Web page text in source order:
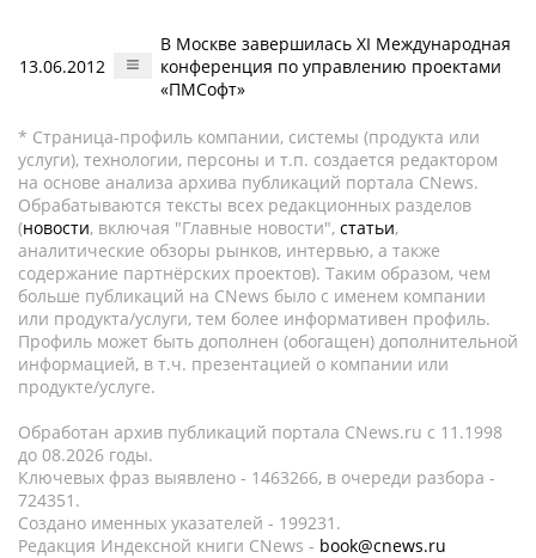
13.06.2012
В Москве завершилась XI Международная
конференция по управлению проектами
«ПМСофт»
* Страница-профиль компании, системы (продукта или
услуги), технологии, персоны и т.п. создается редактором
на основе анализа архива публикаций портала CNews.
Обрабатываются тексты всех редакционных разделов
(новости, включая "Главные новости", статьи,
аналитические обзоры рынков, интервью, а также
содержание партнёрских проектов). Таким образом, чем
больше публикаций на CNews было с именем компании
или продукта/услуги, тем более информативен профиль.
Профиль может быть дополнен (обогащен) дополнительной
информацией, в т.ч. презентацией о компании или
продукте/услуге.
Обработан архив публикаций портала CNews.ru c 11.1998
до 08.2026 годы.
Ключевых фраз выявлено - 1463266, в очереди разбора -
724351.
Создано именных указателей - 199231.
Редакция Индексной книги CNews - book@cnews.ru